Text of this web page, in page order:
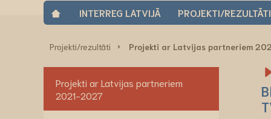
INTERREG LATVIJĀ PROJEKTI/REZULTĀTI
Projekti/rezultāti Projekti ar Latvijas partneriem
Projekti ar Latvijas partneriem
2021-2027